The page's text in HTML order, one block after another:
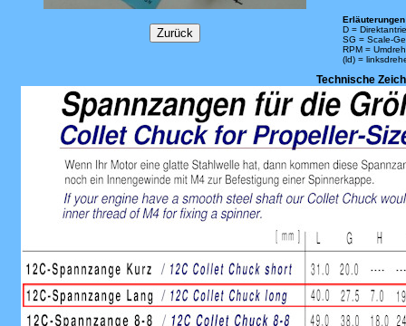
D =
SG = Scale-
RPM =
(ld) =
Technische